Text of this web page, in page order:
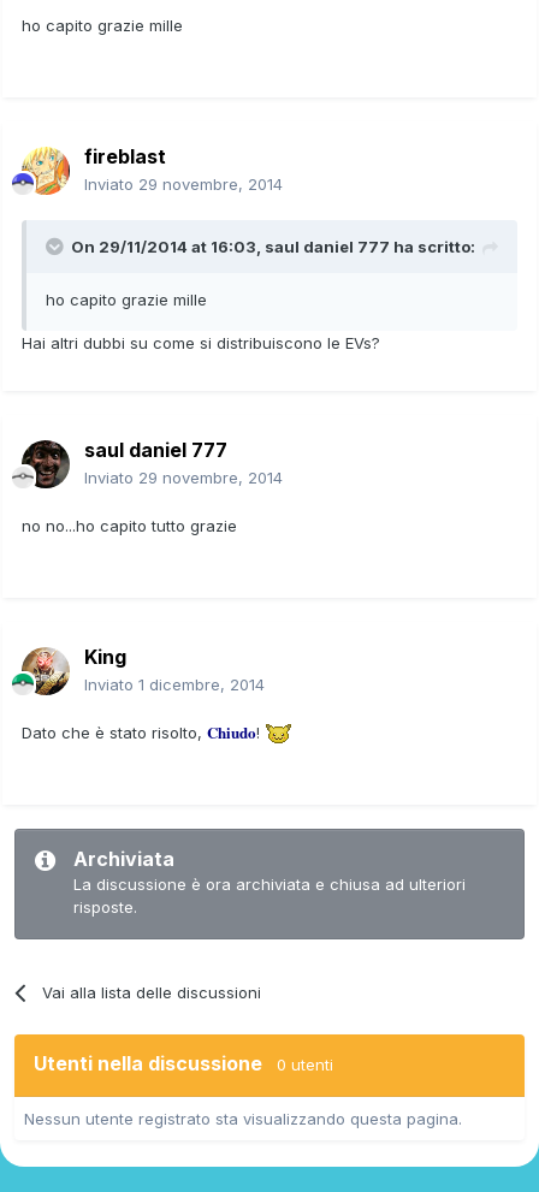
ho capito grazie mille
fireblast
Inviato 29 novembre, 2014
On 29/11/2014 at 16:03, saul daniel 777 ha scritto:
ho capito grazie mille
Hai altri dubbi su come si distribuiscono le EVs?
saul daniel 777
Inviato 29 novembre, 2014
no no...ho capito tutto grazie
King
Inviato 1 dicembre, 2014
Dato che è stato risolto, Chiudo!
Archiviata
La discussione è ora archiviata e chiusa ad ulteriori
risposte.
Vai alla lista delle discussioni
Utenti nella discussione 0 utenti
Nessun utente registrato sta visualizzando questa pagina.